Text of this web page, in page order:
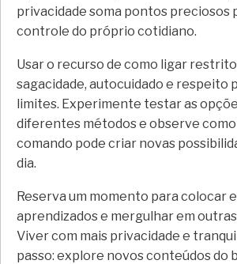
privacidade soma pontos preciosos
controle do próprio cotidiano.
Usar o recurso de como ligar restrito
sagacidade, autocuidado e respeito
limites. Experimente testar as
diferentes métodos e observe como
comando pode criar novas
dia.
Reserva um momento para colocar
aprendizados e mergulhar em
Viver com mais privacidade e
passo: explore novos conteúdos do